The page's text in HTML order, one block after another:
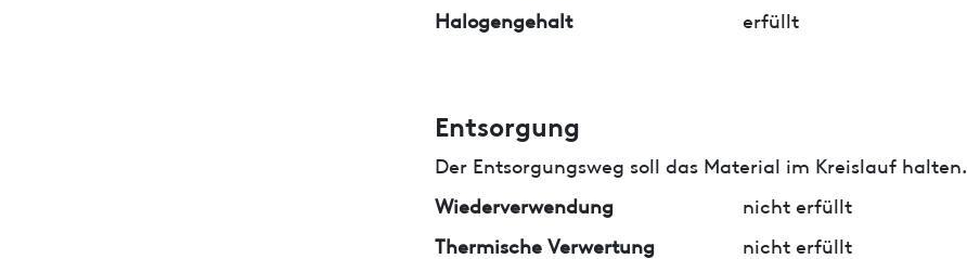
Halogengehalt erfüllt
Entsorgung
Der Entsorgungsweg soll das Material im Kreislauf halten.
Wiederverwendung
nicht erfüllt
Thermische Verwertung
nicht erfüllt